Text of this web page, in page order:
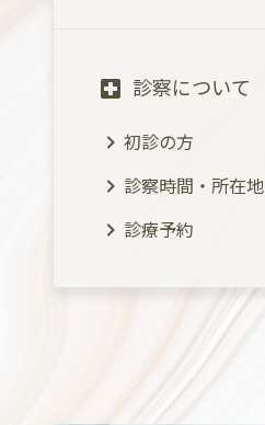
診察について
初診の方
診察時間・所在地
診療予約